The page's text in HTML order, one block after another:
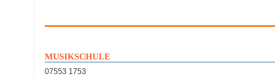
MUSIKSCHULE
07553 1753